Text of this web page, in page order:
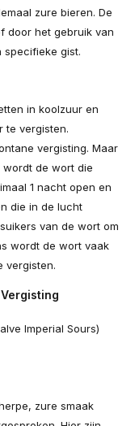
zure bieren. De
door het gebruik van
specifieke gist.
in koolzuur en
te vergisten.
vergisting. Maar
wordt de wort die
1 nacht open en
die in de lucht
van de wort om
wordt de wort vaak
vergisten.
Imperial Sours)
zure smaak